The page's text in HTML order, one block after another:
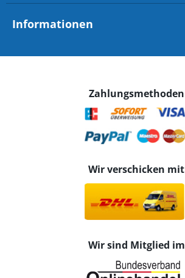
Informationen
Zahlungsmethoden
Wir verschicken mit
Wir sind Mitglied im